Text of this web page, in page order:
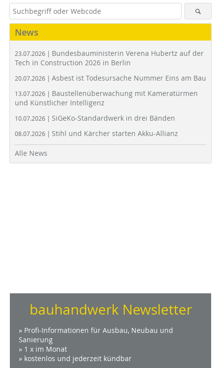
News
23.07.2026 | Bundesbauministerin Verena Hubertz auf der
Tech in Construction 2026 in Berlin
20.07.2026 | Asbest ist Todesursache Nummer Eins am Bau
13.07.2026 | Baustellenüberwachung mit Kameratürmen
und Künstlicher Intelligenz
10.07.2026 | SiGeKo-Standardwerk in drei Bänden
08.07.2026 | Stihl und Kärcher starten Akku-Allianz
Alle News
bauhandwerk Newsletter
» Profi-Informationen für Ausbau, Neubau und
Sanierung
» 1 x im Monat
» kostenlos und jederzeit kündbar